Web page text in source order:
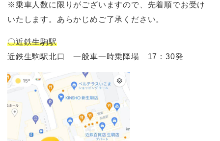
※乗車人数に限りがございますので、先着順でお受け
いたします。あらかじめご了承ください。
〇近鉄生駒駅
近鉄生駒駅北口 一般車一時乗降場 17：30発